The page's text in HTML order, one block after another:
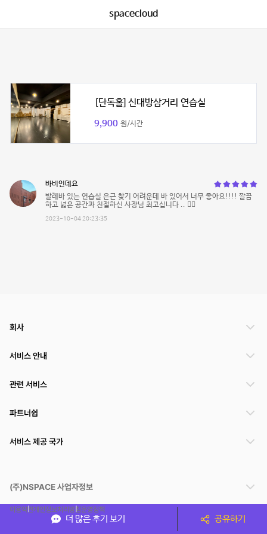
spacecloud
[단독홀] 신대방삼거리 연습실
9,900 원/시간
바비인데요
발레바 있는 연습실 은근 찾기 어려운데 바 있어서 너무 좋아요!!!! 깔끔
하고 넓은 공간과 친절하신 사장님 최고십니다 .. 👍🏻
2023-10-04 20:23:35
더 많은 후기 보기 공유하기
회사
서비스 안내
관련 서비스
파트너쉽
서비스 제공 국가
(주)NSPACE 사업자정보
이용약관개인정보처리방침운영정책
스페이스클라우드는 통신판매중개자이며 통신판매의 당사자가 아닙니다. 따라서 스페이스클